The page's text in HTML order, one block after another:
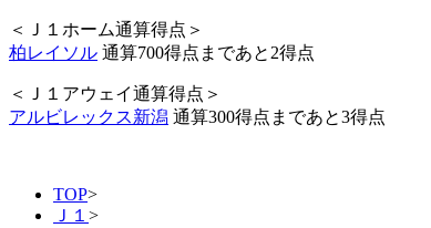
＜Ｊ１ホーム通算得点＞
柏レイソル 通算700得点まであと2得点
＜Ｊ１アウェイ通算得点＞
アルビレックス新潟 通算300得点まであと3得点
TOP>
Ｊ１ >